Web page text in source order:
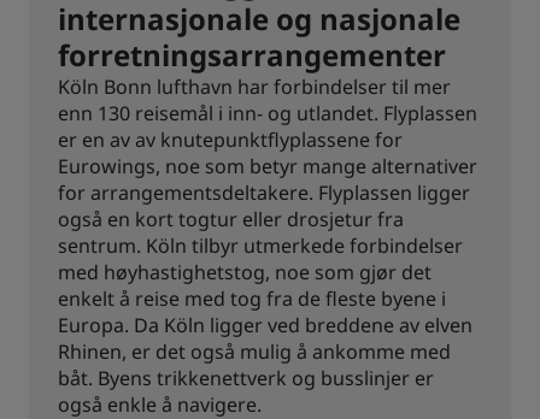
internasjonale og nasjonale
forretningsarrangementer
Köln Bonn lufthavn har forbindelser til mer
enn 130 reisemål i inn- og utlandet. Flyplassen
er en av av knutepunktflyplassene for
Eurowings, noe som betyr mange alternativer
for arrangementsdeltakere. Flyplassen ligger
også en kort togtur eller drosjetur fra
sentrum. Köln tilbyr utmerkede forbindelser
med høyhastighetstog, noe som gjør det
enkelt å reise med tog fra de fleste byene i
Europa. Da Köln ligger ved breddene av elven
Rhinen, er det også mulig å ankomme med
båt. Byens trikkenettverk og busslinjer er
også enkle å navigere.